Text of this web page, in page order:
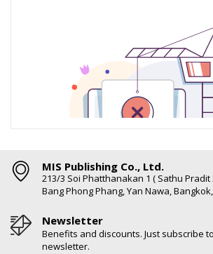
MIS Publishing Co., Ltd.
213/3 Soi Phatthanakan 1 ( Sathu Pradit
Bang Phong Phang, Yan Nawa,
Newsletter
Benefits and discounts. Just subscribe
newsletter.